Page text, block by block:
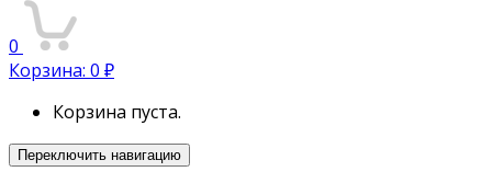
0
Корзина: 0 ₽
Корзина пуста.
Переключить навигацию